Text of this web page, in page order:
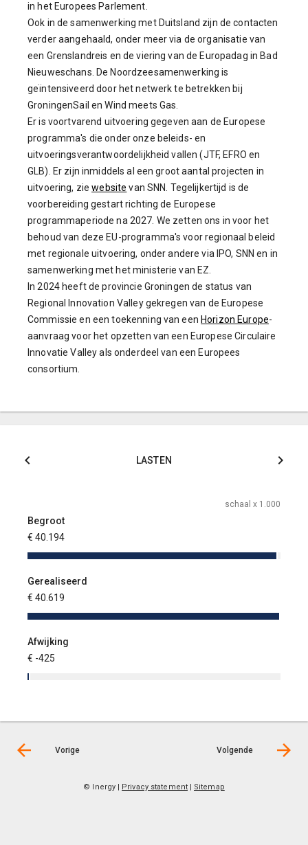
in het Europees Parlement.
Ook in de samenwerking met Duitsland zijn de contacten
verder aangehaald, onder meer via de organisatie van
een Grenslandreis en de viering van de Europadag in Bad
Nieuweschans. De Noordzeesamenwerking is
geïntensiveerd door het netwerk te betrekken bij
GroningenSail en Wind meets Gas.
Er is voortvarend uitvoering gegeven aan de Europese
programma's die onder onze beleids- en
uitvoeringsverantwoordelijkheid vallen (JTF, EFRO en
GLB). Er zijn inmiddels al een groot aantal projecten in
uitvoering, ziewebsite van SNN. Tegelijkertijd is de
voorbereiding gestart richting de Europese
programmaperiode na 2027. We zetten ons in voor het
behoud van deze EU-programma's voor regionaal beleid
met regionale uitvoering, onder andere via IPO, SNN en in
samenwerking met het ministerie van EZ.
In 2024 heeft de provincie Groningen de status van
Regional Innovation Valley gekregen van de Europese
Commissie en een toekenning van een Horizon Europe-
aanvraag voor het opzetten van een Europese Circulaire
Innovatie Valley als onderdeel van een Europees
consortium.
LASTEN
schaal x 1.000
Begroot
€ 40.194
Gerealiseerd
€ 40.619
Afwijking
€ -425
Vorige Volgende
© Inergy | Privacy statement| Sitemap